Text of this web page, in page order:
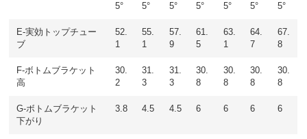
5°
5°
5°
5°
5°
5°
5°
E-実効トップチュー
ブ
52.
1
55.
1
57.
9
61.
5
63.
1
64.
7
67.
8
F-ボトムブラケット
高
30.
2
31.
3
31.
3
30.
8
30.
8
30.
8
30.
8
G-ボトムブラケット
下がり
3.8 4.5 4.5 6 6 6 6